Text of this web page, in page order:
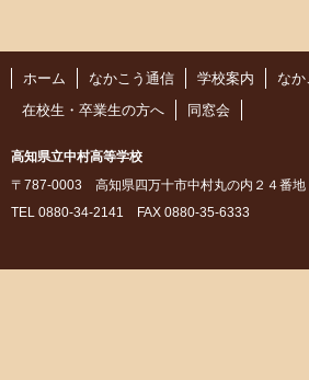
ホーム なかこう通信 学校案内 な
在校生・卒業生の方へ
同窓会
高知県立中村高等学校
〒787-0003 高知県四万十市中村丸の内２４番地
TEL 0880-34-2141 FAX 0880-35-6333